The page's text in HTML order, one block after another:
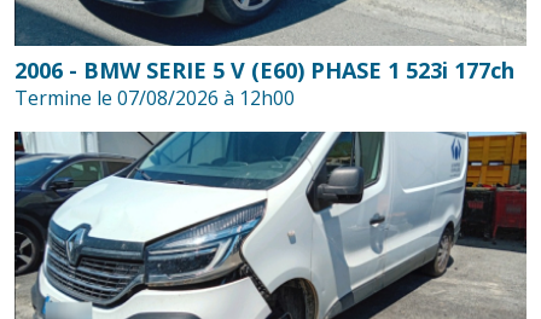
2006 - BMW SERIE 5 V (E60) PHASE 1 523i 177ch
Termine le 07/08/2026 à 12h00